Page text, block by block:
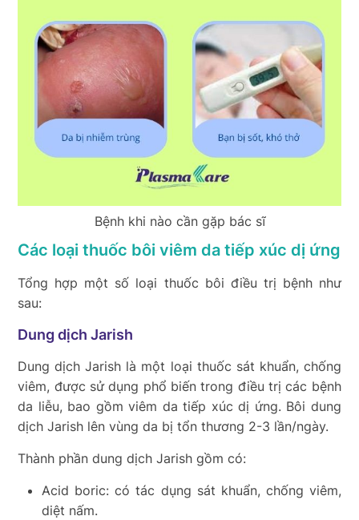
Bệnh khi nào cần gặp bác sĩ
Các loại thuốc bôi viêm da tiếp xúc dị ứng
Tổng hợp một số loại thuốc bôi điều trị bệnh như
sau:
Dung dịch Jarish
Dung dịch Jarish là một loại thuốc sát khuẩn, chống
viêm, được sử dụng phổ biến trong điều trị các bệnh
da liễu, bao gồm viêm da tiếp xúc dị ứng. Bôi dung
dịch Jarish lên vùng da bị tổn thương 2-3 lần/ngày.
Thành phần dung dịch Jarish gồm có:
Acid boric: có tác dụng sát khuẩn, chống viêm,
diệt nấm.